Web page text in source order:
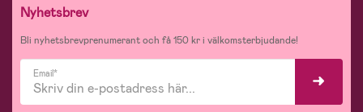
Nyhetsbrev
Bli nyhetsbrevprenumerant och få 150 kr i välkomsterbjudande!
Email*